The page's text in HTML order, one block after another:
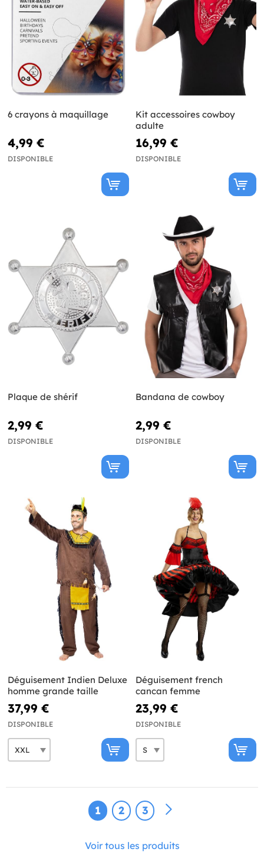
6 crayons à maquillage
4,99 €
DISPONIBLE
Kit accessoires cowboy
adulte
16,99 €
DISPONIBLE
Plaque de shérif
2,99 €
DISPONIBLE
Bandana de cowboy
2,99 €
DISPONIBLE
Déguisement Indien Deluxe
homme grande taille
37,99 €
DISPONIBLE
Déguisement french
cancan femme
23,99 €
DISPONIBLE
1 2 3
Voir tous les produits